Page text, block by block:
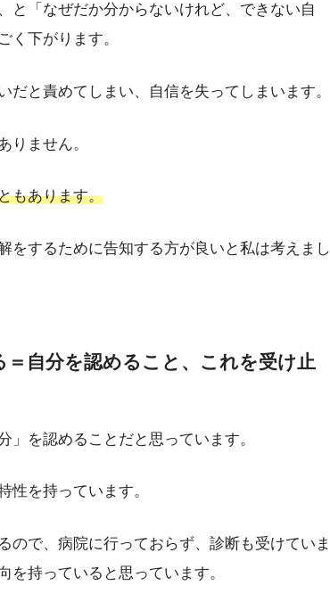
と「なぜだか分からないけれど、できない自
く下がります。
と責めてしまい、自信を失ってしまいます。
りません。
もあります。
をするために告知する方が良いと私は考えまし
自分を認めること、これを受け止
を認めることだと思っています。
性を持っています。
ので、病院に行っておらず、診断も受けていま
持っていると思っています。